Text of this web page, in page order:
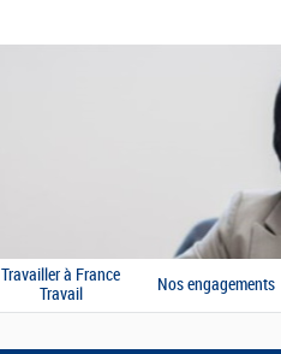
Travailler à France
Travail
Nos engagements